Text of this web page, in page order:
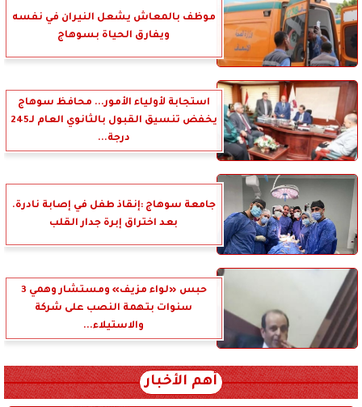
موظف بالمعاش يشعل النيران في نفسه
ويفارق الحياة بسوهاج
استجابة لأولياء الأمور... محافظ سوهاج
يخفض تنسيق القبول بالثانوي العام لـ245
درجة...
جامعة سوهاج :إنقاذ طفل في إصابة نادرة.
بعد اختراق إبرة جدار القلب
حبس «لواء مزيف» ومستشار وهمي 3
سنوات بتهمة النصب على شركة
والاستيلاء...
أهم الأخبار